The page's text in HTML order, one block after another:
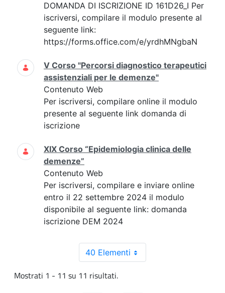
DOMANDA DI ISCRIZIONE ID 161D26_I Per
iscriversi, compilare il modulo presente al
seguente link:
https://forms.office.com/e/yrdhMNgbaN
V Corso "Percorsi diagnostico terapeutici
assistenziali per le demenze"
Contenuto Web
Per iscriversi, compilare online il modulo
presente al seguente link domanda di
iscrizione
XIX Corso “Epidemiologia clinica delle
demenze”
Contenuto Web
Per iscriversi, compilare e inviare online
entro il 22 settembre 2024 il modulo
disponibile al seguente link: domanda
iscrizione DEM 2024
40 Elementi
Mostrati 1 - 11 su 11 risultati.